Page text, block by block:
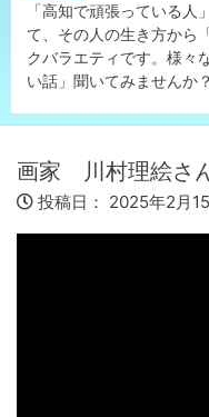
「高知で頑張っている
て、その人の生き方から
クバラエティです。様々
い話」聞いてみませんか？
画家 川村理絵さ
投稿日： 2025年2月